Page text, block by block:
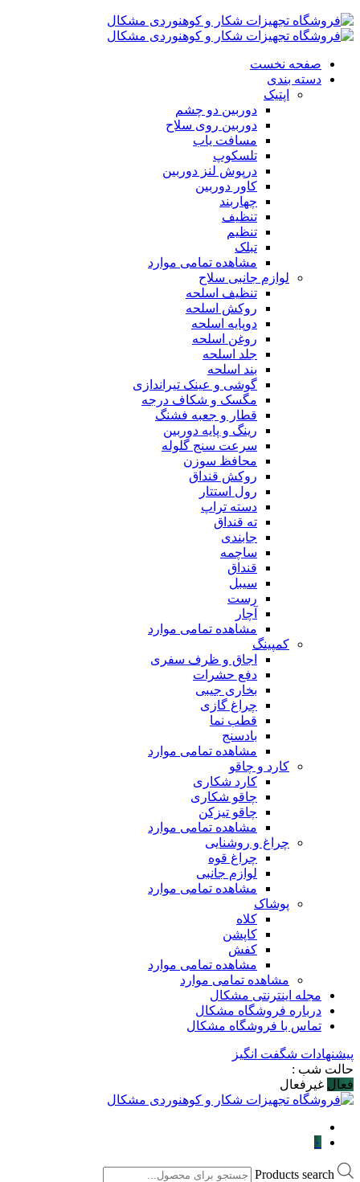
صفحه نخست
دسته بندی
اپتیک
دوربین دو چشم
دوربین روی سلاح
مسافت یاب
تلسکوپ
درپوش لنز دوربین
کاور دوربین
چهاربند
تنظیف
تنظیم
تبلک
مشاهده تمامی موارد
لوازم جانبی سلاح
تنظیف اسلحه
روکش اسلحه
دوپایه اسلحه
روغن اسلحه
جلد اسلحه
بند اسلحه
گوشی و عینک تیراندازی
مگسک و شکاف درجه
قطار و جعبه فشنگ
رینگ و پایه دوربین
سرعت سنج گلوله
محافظ سوزن
روکش قنداق
رول استتار
دسته تراپ
ته قنداق
جابندی
ساچمه
قنداق
سیبل
رست
آچار
مشاهده تمامی موارد
کمپینگ
اجاق و ظرف سفری
دفع حشرات
بخاری جیبی
چراغ گازی
قطب نما
بادسنج
مشاهده تمامی موارد
کارد و چاقو
کارد شکاری
چاقو شکاری
چاقو تیزکن
مشاهده تمامی موارد
چراغ و روشنایی
چراغ قوه
لوازم جانبی
مشاهده تمامی موارد
پوشاک
کلاه
کاپشن
کفش
مشاهده تمامی موارد
مشاهده تمامی موارد
مجله اینترنتی مشکال
درباره فروشگاه مشکال
تماس با فروشگاه مشکال
پیشنهادات شگفت انگیز
حالت شب :
فعال غیرفعال
۰
Products search